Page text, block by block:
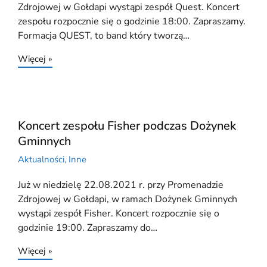
Zdrojowej w Gołdapi wystąpi zespół Quest. Koncert
zespołu rozpocznie się o godzinie 18:00. Zapraszamy.
Formacja QUEST, to band który tworzą…
Więcej »
Koncert zespołu Fisher podczas Dożynek
Gminnych
Aktualności, Inne
Już w niedzielę 22.08.2021 r. przy Promenadzie
Zdrojowej w Gołdapi, w ramach Dożynek Gminnych
wystąpi zespół Fisher. Koncert rozpocznie się o
godzinie 19:00. Zapraszamy do…
Więcej »